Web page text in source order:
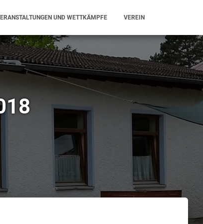
UND WETTKÄMPFE VEREIN